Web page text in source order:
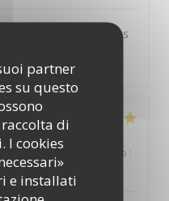
partner
su questo
di
I cookies
e installati
Mondo. The food was
were extremely
:5/5 Qualità / Prezzo :